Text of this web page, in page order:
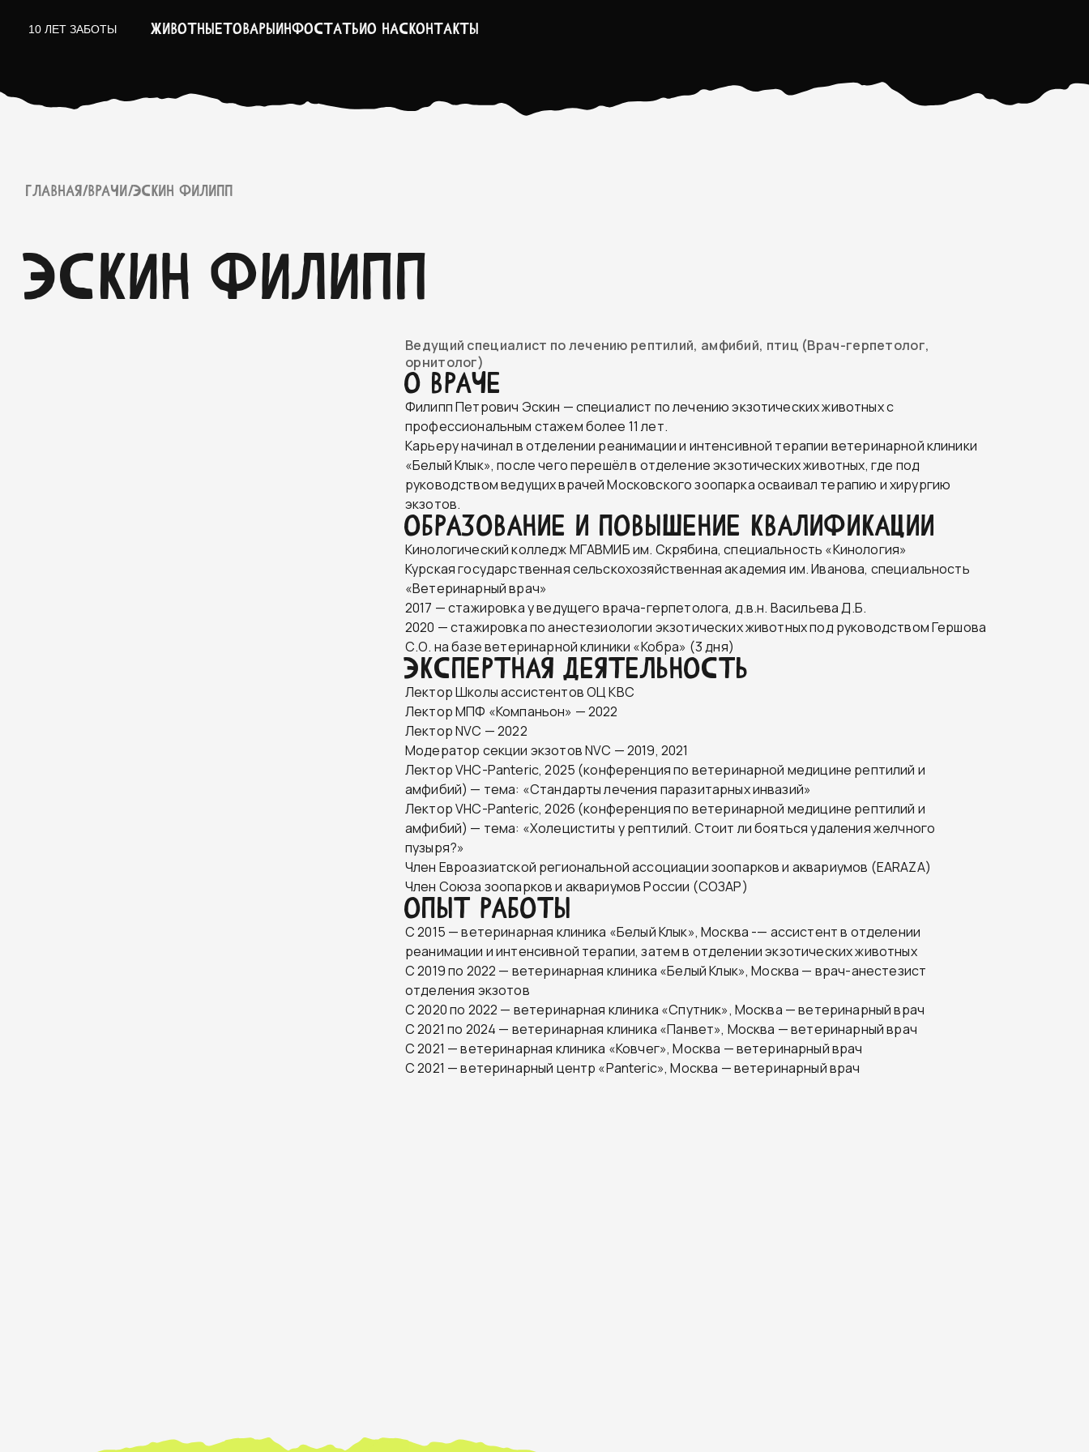
10 ЛЕТ ЗАБОТЫ ЖивотныеТоварыИнфоСтатьиО насКонтакты
ГЛАВНАЯ/ВРАЧИ/ЭСКИН ФИЛИПП
ЭСКИН ФИЛИПП
Ведущий специалист по лечению рептилий, амфибий, птиц (Врач-герпетолог,
орнитолог)
О ВРАЧЕ
Филипп Петрович Эскин — специалист по лечению экзотических животных с
профессиональным стажем более 11 лет.
Карьеру начинал в отделении реанимации и интенсивной терапии ветеринарной клиники
«Белый Клык», после чего перешёл в отделение экзотических животных, где под
руководством ведущих врачей Московского зоопарка осваивал терапию и хирургию
экзотов.
ОБРАЗОВАНИЕ И ПОВЫШЕНИЕ КВАЛИФИКАЦИИ
Кинологический колледж МГАВМИБ им. Скрябина, специальность «Кинология»
Курская государственная сельскохозяйственная академия им. Иванова, специальность
«Ветеринарный врач»
2017 — стажировка у ведущего врача-герпетолога, д.в.н. Васильева Д.Б.
2020 — стажировка по анестезиологии экзотических животных под руководством Гершова
С.О. на базе ветеринарной клиники «Кобра» (3 дня)
ЭКСПЕРТНАЯ ДЕЯТЕЛЬНОСТЬ
Лектор Школы ассистентов ОЦ КВС
Лектор МПФ «Компаньон» — 2022
Лектор NVC — 2022
Модератор секции экзотов NVC — 2019, 2021
Лектор VHC-Panteric, 2025 (конференция по ветеринарной медицине рептилий и
амфибий) — тема: «Стандарты лечения паразитарных инвазий»
Лектор VHC-Panteric, 2026 (конференция по ветеринарной медицине рептилий и
амфибий) — тема: «Холециститы у рептилий. Стоит ли бояться удаления желчного
пузыря?»
Член Евроазиатской региональной ассоциации зоопарков и аквариумов (EARAZA)
Член Союза зоопарков и аквариумов России (СОЗАР)
ОПЫТ РАБОТЫ
С 2015 — ветеринарная клиника «Белый Клык», Москва -— ассистент в отделении
реанимации и интенсивной терапии, затем в отделении экзотических животных
С 2019 по 2022 — ветеринарная клиника «Белый Клык», Москва — врач-анестезист
отделения экзотов
С 2020 по 2022 — ветеринарная клиника «Спутник», Москва — ветеринарный врач
С 2021 по 2024 — ветеринарная клиника «Панвет», Москва — ветеринарный врач
С 2021 — ветеринарная клиника «Ковчег», Москва — ветеринарный врач
С 2021 — ветеринарный центр «Panteric», Москва — ветеринарный врач